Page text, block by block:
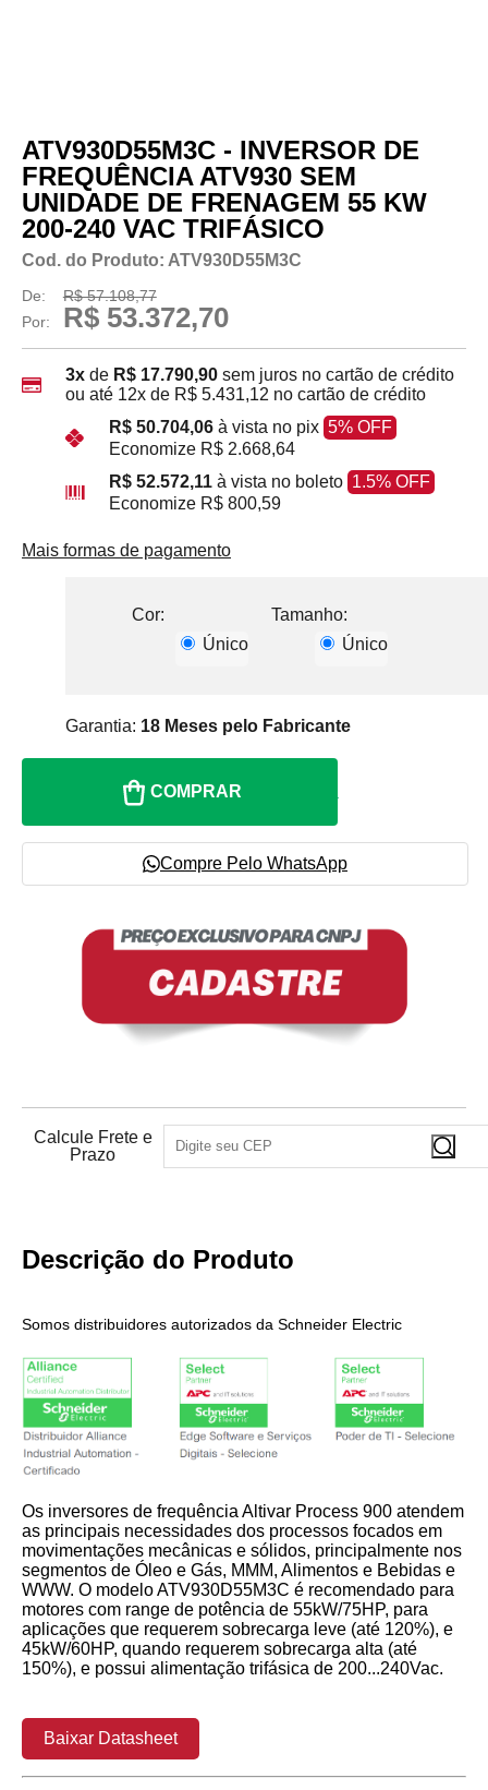
ATV930D55M3C - INVERSOR DE
FREQUÊNCIA ATV930 SEM
UNIDADE DE FRENAGEM 55 KW
200-240 VAC TRIFÁSICO
Cod. do Produto: ATV930D55M3C
De:
R$ 57.108,77
Por:
R$ 53.372,70
3x de R$ 17.790,90 sem juros no cartão de crédito
ou até 12x de R$ 5.431,12 no cartão de crédito
R$ 50.704,06 à vista no pix 5% OFF
Economize R$ 2.668,64
R$ 52.572,11 à vista no boleto 1.5% OFF
Economize R$ 800,59
Mais formas de pagamento
Cor:
Único
Tamanho:
Único
Garantia: 18 Meses pelo Fabricante
COMPRAR
Compre Pelo WhatsApp
Calcule Frete e
Prazo
Descrição do Produto
Somos distribuidores autorizados da Schneider Electric
Os inversores de frequência Altivar Process 900 atendem
as principais necessidades dos processos focados em
movimentações mecânicas e sólidos, principalmente nos
segmentos de Óleo e Gás, MMM, Alimentos e Bebidas e
WWW. O modelo ATV930D55M3C é recomendado para
motores com range de potência de 55kW/75HP, para
aplicações que requerem sobrecarga leve (até 120%), e
45kW/60HP, quando requerem sobrecarga alta (até
150%), e possui alimentação trifásica de 200...240Vac.
Baixar Datasheet